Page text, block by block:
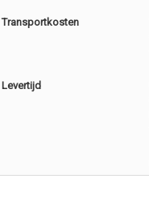
Transportkosten
Levertijd